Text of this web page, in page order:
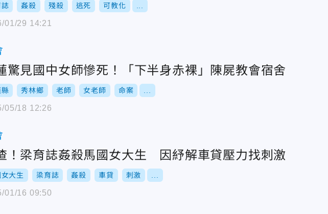
姦殺 殘殺 逃死 可教化
01/29 14:21
驚見國中女師慘死！「下半身赤裸」陳屍教會宿舍
秀林鄉 老師 女老師 命案
05/18 12:26
！梁育誌姦殺馬國女大生 因紓解車貸壓力找刺激
大生 梁育誌 姦殺 車貸 刺激
01/16 09:50